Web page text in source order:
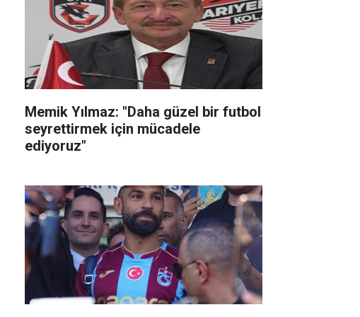
Memik Yılmaz: "Daha güzel bir futbol
seyrettirmek için mücadele
ediyoruz"